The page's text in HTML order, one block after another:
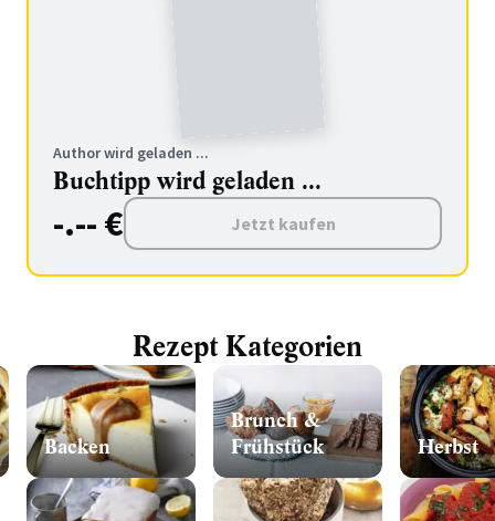
Author wird geladen ...
Buchtipp wird geladen ...
-.-- € Jetzt kaufen
Rezept Kategorien
Backen
Brunch &
Frühstück
Herbst